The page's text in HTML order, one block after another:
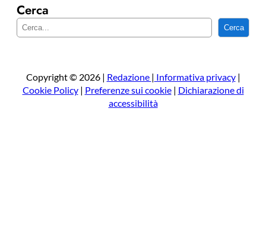
Cerca
e
a
Cerca
Copyright © 2026 | Redazione | Informativa privacy|
Cookie Policy| Preferenze sui cookie| Dichiarazione di
accessibilità